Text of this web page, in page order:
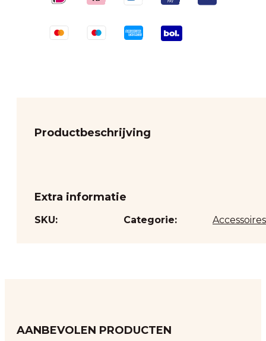
Productbeschrijving
Extra informatie
SKU: Categorie: Accessoires
AANBEVOLEN PRODUCTEN